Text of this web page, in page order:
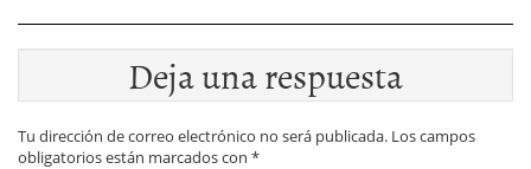
Deja una respuesta
Tu dirección de correo electrónico no será publicada. Los campos
obligatorios están marcados con *